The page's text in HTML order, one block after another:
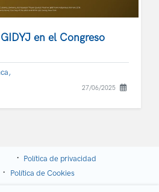
en el Congreso
27/06/2025
Política de privacidad
Política de Cookies